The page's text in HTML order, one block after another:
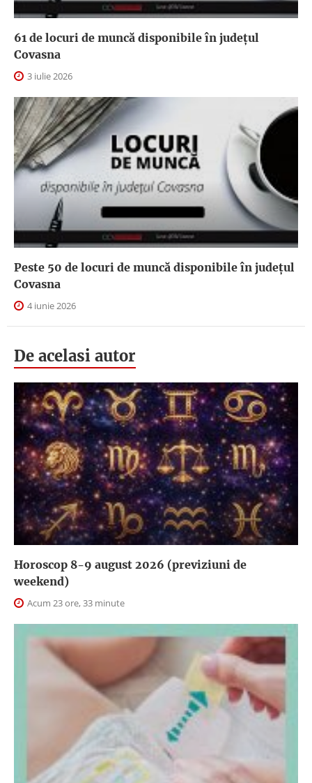
61 de locuri de muncă disponibile în județul
Covasna
3 iulie 2026
Peste 50 de locuri de muncă disponibile în județul
Covasna
4 iunie 2026
De acelasi autor
Horoscop 8-9 august 2026 (previziuni de
weekend)
Acum 23 ore, 33 minute